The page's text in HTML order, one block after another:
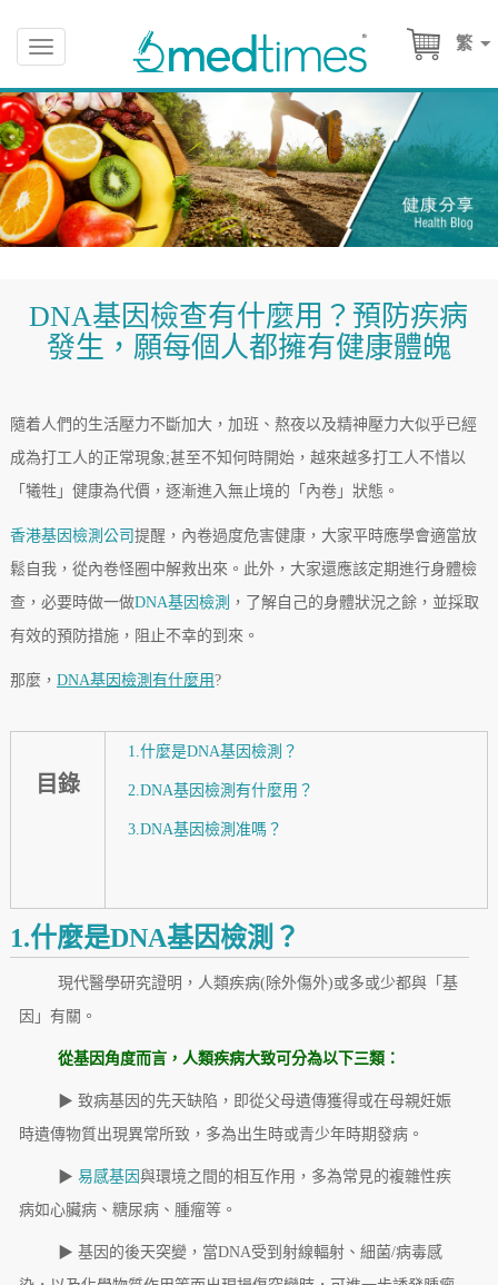
繁
Toggle
navigation
DNA基因檢查有什麼用？預防疾病
發生，願每個人都擁有健康體魄
隨着人們的生活壓力不斷加大，加班、熬夜以及精神壓力大似乎已經
成為打工人的正常現象;甚至不知何時開始，越來越多打工人不惜以
「犧牲」健康為代價，逐漸進入無止境的「內卷」狀態。
香港基因檢測公司 提醒，內卷過度危害健康，大家平時應學會適當放
鬆自我，從內卷怪圈中解救出來。此外，大家還應該定期進行身體檢
查，必要時做一做DNA基因檢測 ，了解自己的身體狀況之餘，並採取
有效的預防措施，阻止不幸的到來。
那麼， DNA基因檢測有什麼用?
目錄
1.什麼是DNA基因檢測？
2.DNA基因檢測有什麼用？
3.DNA基因檢測准嗎？
1.什麼是DNA基因檢測？
現代醫學研究證明，人類疾病(除外傷外)或多或少都與「基
因」有關。
從基因角度而言，人類疾病大致可分為以下三類：
▶ 致病基因的先天缺陷，即從父母遺傳獲得或在母親妊娠
時遺傳物質出現異常所致，多為出生時或青少年時期發病。
▶ 易感基因 與環境之間的相互作用，多為常見的複雜性疾
病如心臟病、糖尿病、腫瘤等。
▶ 基因的後天突變，當DNA受到射線輻射、細菌/病毒感